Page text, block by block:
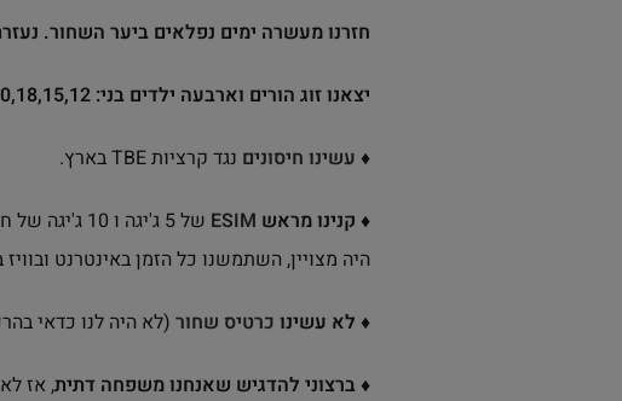
חזרנו מעשרה ימים נפלאים ביער השחור.
יצאנו זוג הורים וארבעה ילדים בני: 20,18,15,12
♦ עשינו חיסונים נגד קרציות TBE בארץ.
♦ קנינו מראש ESIM של 5 ג'יגה ו 10 ג'יגה של חברת Maya.
היה מצויין, השתמשנו כל הזמן באינטרנט
♦ לא עשינו כרטיס שחור (לא היה לנו כדאי
♦ ברצוני להדגיש שאנחנו משפחה דתית, אז